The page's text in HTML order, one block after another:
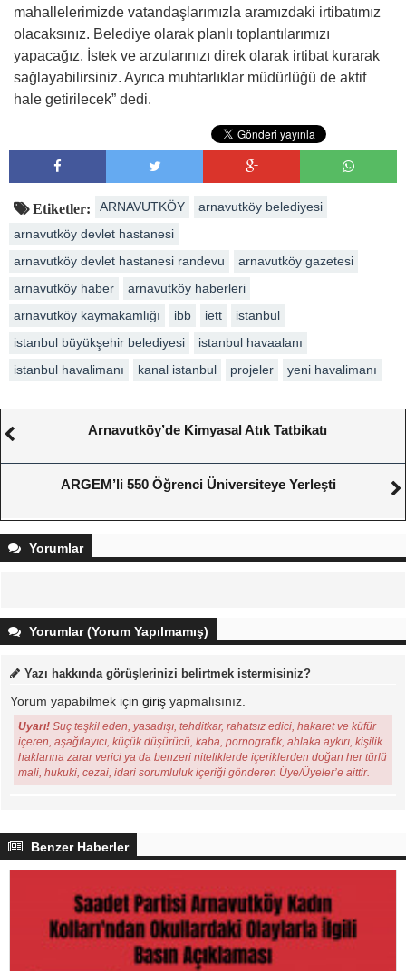
mahallelerimizde vatandaşlarımızla aramızdaki irtibatımız
olacaksınız. Belediye olarak planlı toplantılarımızı
yapacağız. İstek ve arzularınızı direk olarak irtibat kurarak
sağlayabilirsiniz. Ayrıca muhtarlıklar müdürlüğü de aktif
hale getirilecek” dedi.
Etiketler: ARNAVUTKÖY
arnavutköy belediyesi
arnavutköy devlet hastanesi
arnavutköy devlet hastanesi randevu
arnavutköy gazetesi
arnavutköy haber
arnavutköy haberleri
arnavutköy kaymakamlığı
ibb iett
istanbul
istanbul büyükşehir belediyesi
istanbul havaalanı
istanbul havalimanı
kanal istanbul projeler yeni havalimanı
Arnavutköy’de Kimyasal Atık Tatbikatı
ARGEM’li 550 Öğrenci Üniversiteye Yerleşti
Yorumlar
Yorumlar (Yorum Yapılmamış)
Yazı hakkında görüşlerinizi belirtmek istermisiniz?
Yorum yapabilmek için giriş yapmalısınız.
Uyarı! Suç teşkil eden, yasadışı, tehditkar, rahatsız edici, hakaret ve küfür
içeren, aşağılayıcı, küçük düşürücü, kaba, pornografik, ahlaka aykırı, kişilik
haklarına zarar verici ya da benzeri niteliklerde içeriklerden doğan her türlü
mali, hukuki, cezai, idari sorumluluk içeriği gönderen Üye/Üyeler’e aittir.
Benzer Haberler